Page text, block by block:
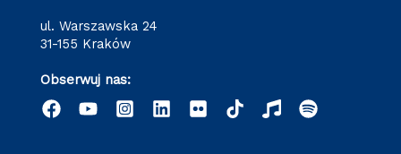
ul. Warszawska 24
31-155 Kraków
Obserwuj nas: